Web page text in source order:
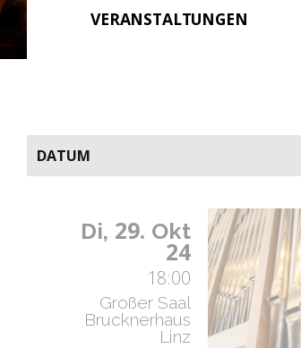
VERANSTALTUNGEN
DATUM
Di, 29. Okt
24
18:00
Großer Saal
Brucknerhaus
Linz